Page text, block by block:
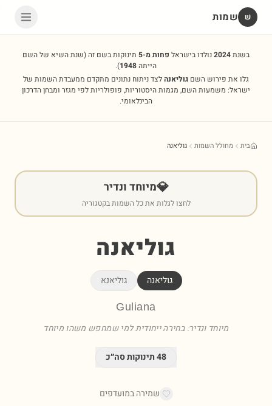
שׁ שמות
בשנת2024נולדו בישראל פחות מ-5 תינוקות בשם זה(שנת השיא של השם
הייתה1948
).
גלו את פירוש השם גוליאנהלצד ניתוח נתונים מתקדם ממעבדת השמות של
ישראל: משמעות השם, מגמות היסטוריות, פופולריות לפי מגזר ומבחן הדרכון
הבינלאומי.
בית מחולל השמות גוליאנה
💎מיוחד ונדיר
לחצו לגלות את כל השמות בקטגוריה
גוליאנה
גוליאנה גוליאנא
Guliana
מיוחד ונדיר: בחירה ייחודית למי שמחפש משהו מיוחד
48תינוקות סה״כ
שמירה במועדפים